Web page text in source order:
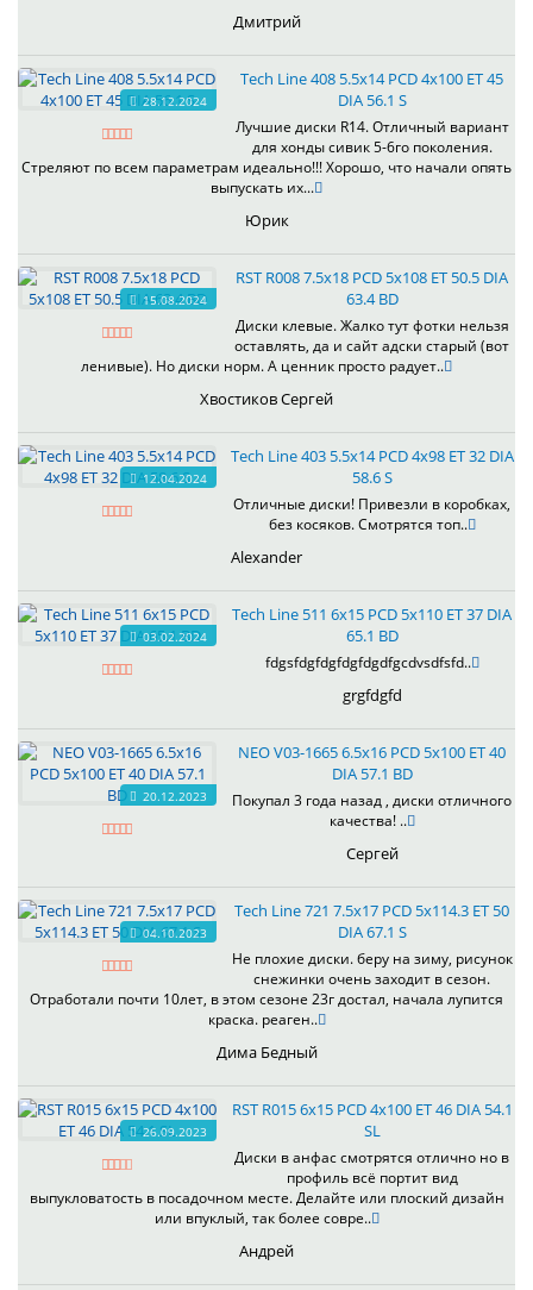
Дмитрий
28.12.2024
Tech Line 408 5.5x14 PCD 4x100 ET 45
DIA 56.1 S
Лучшие диски R14. Отличный вариант
для хонды сивик 5-6го поколения.
Стреляют по всем параметрам идеально!!! Хорошо, что начали опять
выпускать их...
Юрик
15.08.2024
RST R008 7.5x18 PCD 5x108 ET 50.5 DIA
63.4 BD
Диски клевые. Жалко тут фотки нельзя
оставлять, да и сайт адски старый (вот
ленивые). Но диски норм. А ценник просто радует..
Хвостиков Сергей
12.04.2024
Tech Line 403 5.5x14 PCD 4x98 ET 32 DIA
58.6 S
Отличные диски! Привезли в коробках,
без косяков. Смотрятся топ..
Alexander
03.02.2024
Tech Line 511 6x15 PCD 5x110 ET 37 DIA
65.1 BD
fdgsfdgfdgfdgfdgdfgcdvsdfsfd..
grgfdgfd
20.12.2023
NEO V03-1665 6.5x16 PCD 5x100 ET 40
DIA 57.1 BD
Покупал 3 года назад , диски отличного
качества! ..
Сергей
04.10.2023
Tech Line 721 7.5x17 PCD 5x114.3 ET 50
DIA 67.1 S
Не плохие диски. беру на зиму, рисунок
снежинки очень заходит в сезон.
Отработали почти 10лет, в этом сезоне 23г достал, начала лупится
краска. реаген..
Дима Бедный
26.09.2023
RST R015 6x15 PCD 4x100 ET 46 DIA 54.1
SL
Диски в анфас смотрятся отлично но в
профиль всё портит вид
выпукловатость в посадочном месте. Делайте или плоский дизайн
или впуклый, так более совре..
Андрей